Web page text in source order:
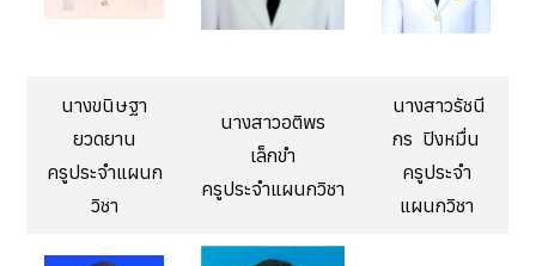
นางขนิษฐา
ยวดยาน
ครูประจำแผนก
วิชา
นางสาวอติพร
เล็กขำ
ครูประจำแผนกวิชา
นางสาวรัชนี
กร ปิงหมื่น
ครูประจำ
แผนกวิชา